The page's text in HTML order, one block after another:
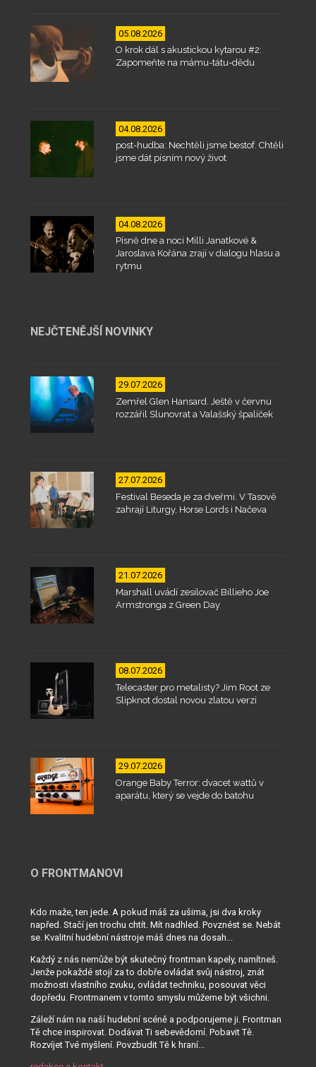
05.08.2026
O krok dál s akustickou kytarou #2:
Zapomeňte na mámu-tátu-dědu
04.08.2026
post-hudba: Nechtěli jsme bestof. Chtěli
jsme dát písním nový život
04.08.2026
Písně dne a noci Milli Janatkové &
Jaroslava Kořána zrají v dialogu hlasu a
rytmu
NEJČTENĚJŠÍ NOVINKY
29.07.2026
Zemřel Glen Hansard. Ještě v červnu
rozzářil Slunovrat a Valašský špalíček
27.07.2026
Festival Beseda je za dveřmi. V Tasově
zahrají Liturgy, Horse Lords i Načeva
21.07.2026
Marshall uvádí zesilovač Billieho Joe
Armstronga z Green Day
08.07.2026
Telecaster pro metalisty? Jim Root ze
Slipknot dostal novou zlatou verzi
29.07.2026
Orange Baby Terror: dvacet wattů v
aparátu, který se vejde do batohu
O FRONTMANOVI
Kdo maže, ten jede. A pokud máš za ušima, jsi dva kroky
napřed. Stačí jen trochu chtít. Mít nadhled. Povznést se. Nebát
se. Kvalitní hudební nástroje máš dnes na dosah...
Každý z nás nemůže být skutečný frontman kapely, namítneš.
Jenže pokaždé stojí za to dobře ovládat svůj nástroj, znát
možnosti vlastního zvuku, ovládat techniku, posouvat věci
dopředu. Frontmanem v tomto smyslu můžeme být všichni.
Záleží nám na naší hudební scéně a podporujeme ji. Frontman
Tě chce inspirovat. Dodávat Ti sebevědomí. Pobavit Tě.
Rozvíjet Tvé myšlení. Povzbudit Tě k hraní...